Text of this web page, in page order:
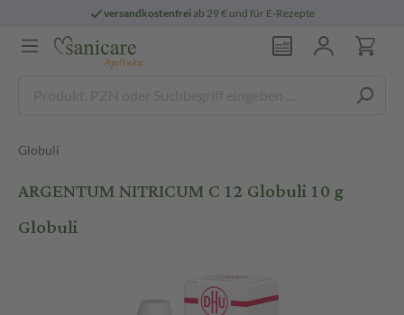
versandkostenfreiab 29 € und für E-Rezepte
Globuli
ARGENTUM NITRICUM C 12 Globuli 10 g
Globuli